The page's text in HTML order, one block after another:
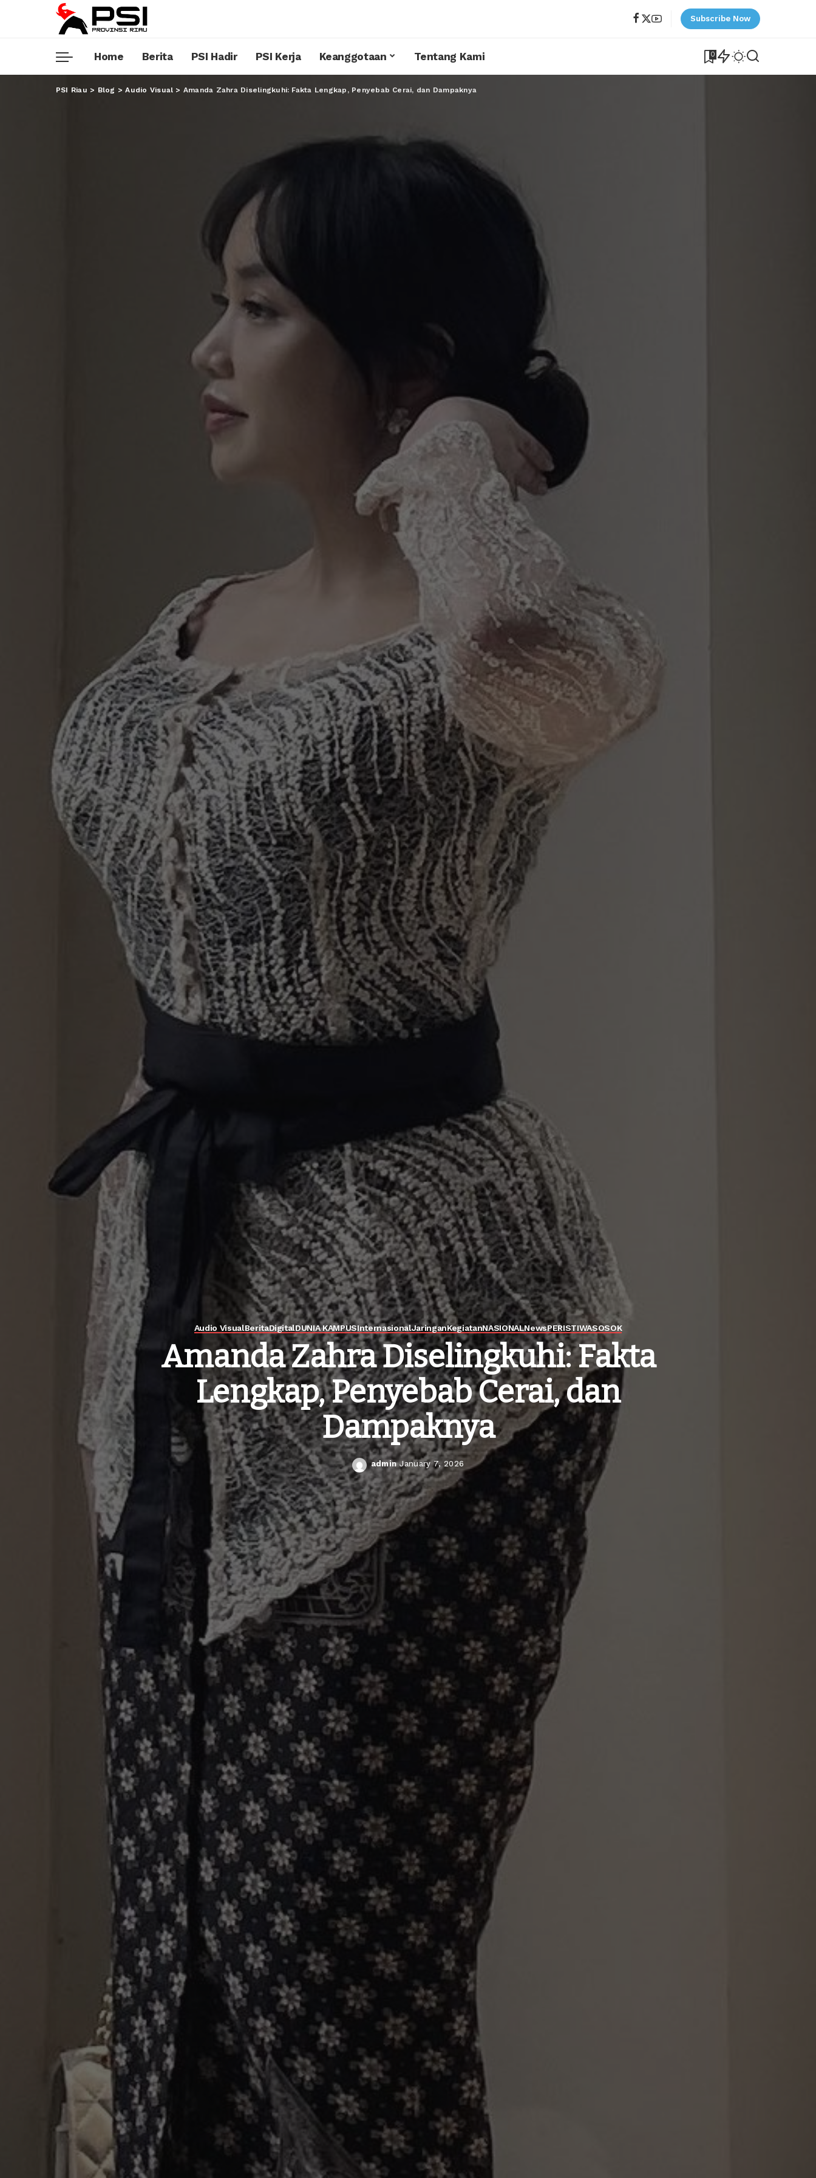
Subscribe Now
Home Berita PSI Hadir PSI Kerja Keanggotaan Tentang Kami 0
PSI Riau > Blog >Audio Visual > Amanda Zahra Diselingkuhi: Fakta Lengkap, Penyebab Cerai, dan Dampaknya
Audio VisualBeritaDigitalDUNIA KAMPUSInternasionalJaringanKegiatanNASIONALNewsPERISTIWASOSOK
Amanda Zahra Diselingkuhi: Fakta
Lengkap, Penyebab Cerai, dan
Dampaknya
Posted
by
admin January 7, 2026